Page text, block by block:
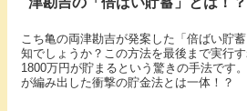
こち亀の両津勘吉が発案した「倍ばい貯
知でしょうか？この方法を最後まで実行
1800万円が貯まるという驚きの手法です
が編み出した衝撃の貯金法とは一体！？